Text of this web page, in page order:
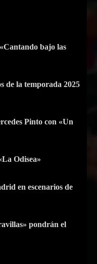
bajo las
de la temporada 2025
Pinto con «Un
Odisea»
en escenarios de
pondrán el